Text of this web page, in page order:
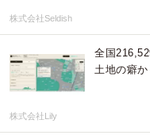
株式会社Seldish
全国
土地の癖
株式会社Lily